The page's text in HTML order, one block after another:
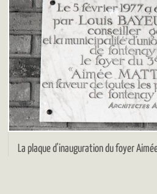
La plaque d'inauguration du foyer